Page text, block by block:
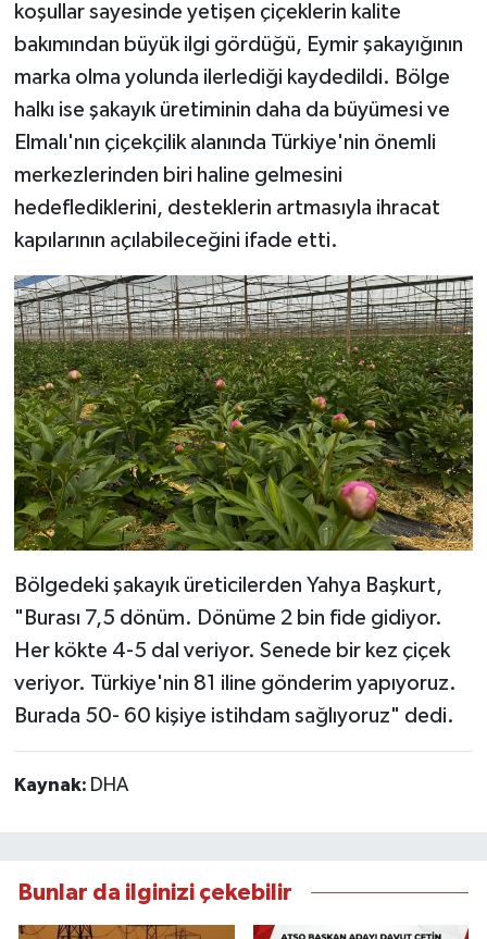
koşullar sayesinde yetişen çiçeklerin kalite
bakımından büyük ilgi gördüğü, Eymir şakayığının
marka olma yolunda ilerlediği kaydedildi. Bölge
halkı ise şakayık üretiminin daha da büyümesi ve
Elmalı'nın çiçekçilik alanında Türkiye'nin önemli
merkezlerinden biri haline gelmesini
hedeflediklerini, desteklerin artmasıyla ihracat
kapılarının açılabileceğini ifade etti.
Bölgedeki şakayık üreticilerden Yahya Başkurt,
"Burası 7,5 dönüm. Dönüme 2 bin fide gidiyor.
Her kökte 4-5 dal veriyor. Senede bir kez çiçek
veriyor. Türkiye'nin 81 iline gönderim yapıyoruz.
Burada 50- 60 kişiye istihdam sağlıyoruz" dedi.
Kaynak: DHA
Bunlar da ilginizi çekebilir